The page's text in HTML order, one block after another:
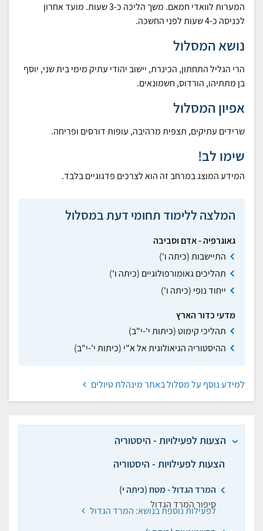
המערות לוואדי חמאם. משך הליכה כ-3 שעות. מועד אחרון
לכניסה כ-4 שעות לפני החשכה.
נושא המסלול
הרי הגליל התחתון, הכינרת, יישוב יהודי עתיק מימי בית שני, יוסף
בן מתתיהו, הורדוס, חשמונאים.
אפיון המסלול
שרידים עתיקים, תצפית מרהיבה, עופות דורסים ופריחה.
שימו לב!
המידע המוצג במרחב זה הוא לצרכים פדגוגיים בלבד.
המלצה ללימוד תחומי דעת במסלול
גאוגרפיה - אדם וסביבה
התיישבות (כיתה ו')
תהליכים גאומורפולוגיים (כיתה ו')
ייחוד נופי (כיתה ו')
מדעי כדור הארץ
תהליכי קימוט (כיתות י'-י"ב)
ההיסטוריה הגיאולוגית אל א"י (כיתות י'-י"ב)
למידע נוסף על מסלול באתר מינהלת טיולים
הצעות לפעילויות - היסטוריה
הצעות לפעילויות - היסטוריה
המרד הגדול - מטח (כיתה י)
סיפור המרד הגדול
לפעילות נוספת בנושא: המרד הגדול